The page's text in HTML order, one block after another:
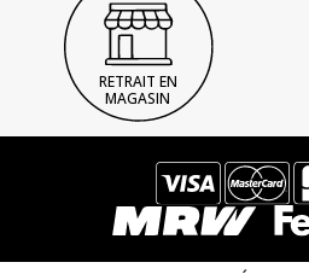
RETRAIT EN
MAGASIN